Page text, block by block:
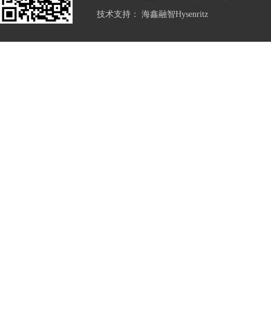
技术支持： 海鑫融智Hysenritz